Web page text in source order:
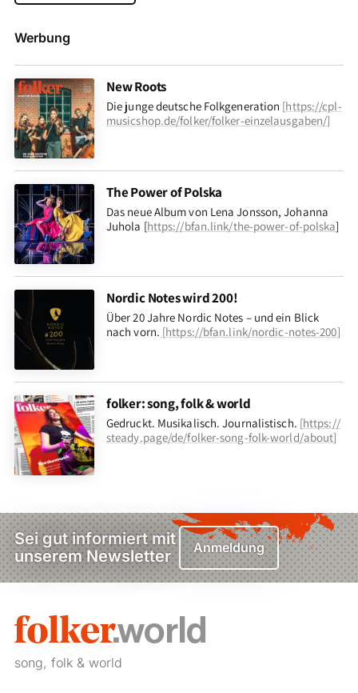
Werbung
New Roots
Die junge deutsche Folkgeneration [https://cpl-
musicshop.de/folker/folker-einzelausgaben/]
The Power of Polska
Das neue Album von Lena Jonsson, Johanna
Juhola [https://bfan.link/the-power-of-polska]
Nordic Notes wird 200!
Über 20 Jahre Nordic Notes – und ein Blick
nach vorn. [https://bfan.link/nordic-notes-200]
folker: song, folk & world
Gedruckt. Musikalisch. Journalistisch. [https://
steady.page/de/folker-song-folk-world/about]
Sei gut informiert mit
unserem Newsletter
Anmeldung
song, folk & world